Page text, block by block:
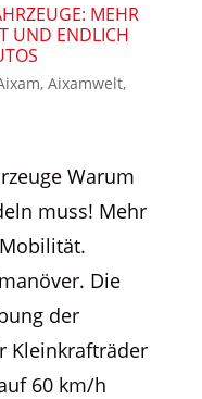
MEHR
UND ENDLICH
, Aixamwelt,
Warum
muss! Mehr
Die
der
Kleinkrafträder
60 km/h